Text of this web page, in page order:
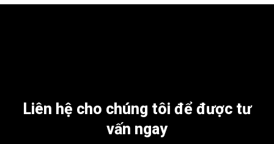
Liên hệ cho chúng tôi để được tư
vấn ngay